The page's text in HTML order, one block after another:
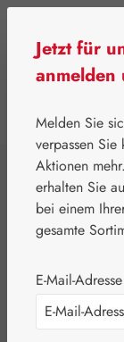
⌂ Pater
Jetzt für
anmelden
Melden Sie
verpassen
Aktionen
erhalten Sie
bei einem
gesamte
E-Mail-Adresse